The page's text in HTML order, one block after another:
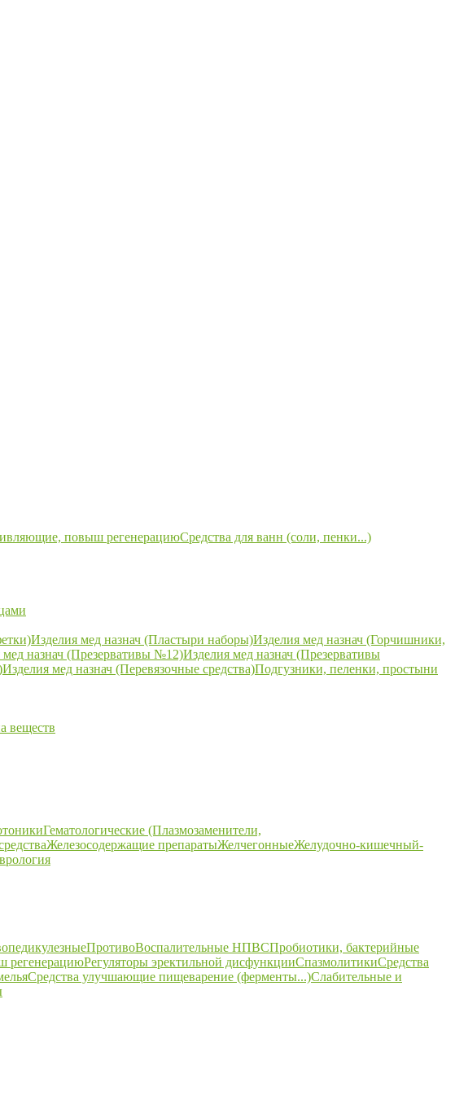
повыш регенерациюСредства для ванн (соли, пенки...)
Изделия мед назнач (Пластыри наборы)Изделия мед назнач (Горчишники,
мед назнач (Презервативы №12)Изделия мед назнач (Презервативы
Изделия мед назнач (Перевязочные средства)Подгузники, пеленки, простыни
веществ
Гематологические (Плазмозаменители,
Железосодержащие препаратыЖелчегонныеЖелудочно-кишечный-
ПротивоВоспалительные НПВСПробиотики, бактерийные
регенерациюРегуляторы эректильной дисфункцииСпазмолитикиСредства
Средства улучшающие пищеварение (ферменты...)Слабительные и